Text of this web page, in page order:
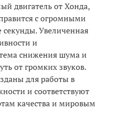
двигатель от Хонда,
с огромными
Увеличенная
и
снижения шума и
от громких звуков.
для работы в
и соответствуют
качества и мировым